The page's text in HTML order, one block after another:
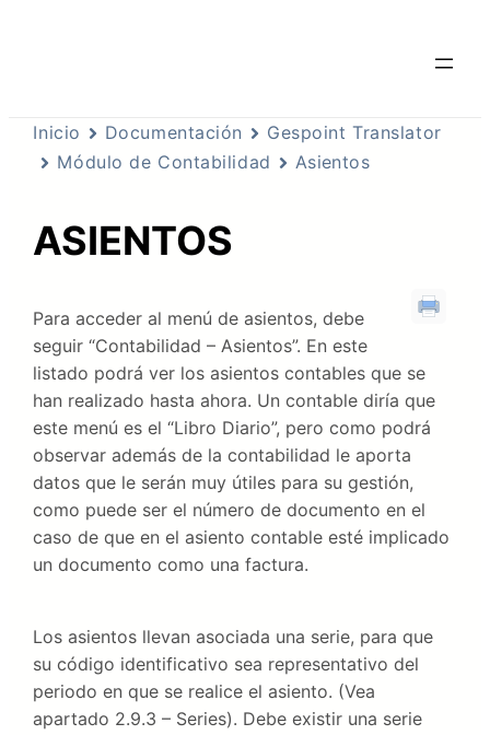
Inicio Documentación
Gespoint Translator
Módulo de Contabilidad
Asientos
ASIENTOS
Para acceder al menú de asientos, debe
seguir “Contabilidad – Asientos”. En este
listado podrá ver los asientos contables que se
han realizado hasta ahora. Un contable diría que
este menú es el “Libro Diario”, pero como podrá
observar además de la contabilidad le aporta
datos que le serán muy útiles para su gestión,
como puede ser el número de documento en el
caso de que en el asiento contable esté implicado
un documento como una factura.
Los asientos llevan asociada una serie, para que
su código identificativo sea representativo del
periodo en que se realice el asiento. (Vea
apartado 2.9.3 – Series). Debe existir una serie